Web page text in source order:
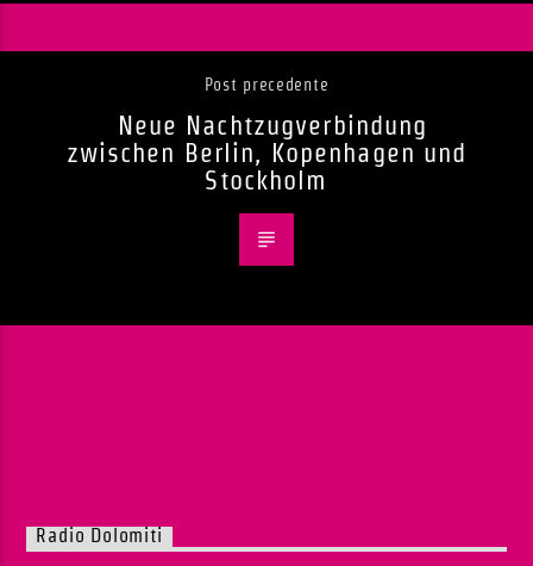
Post precedente
Neue Nachtzugverbindung
zwischen Berlin, Kopenhagen und
Stockholm
Radio Dolomiti